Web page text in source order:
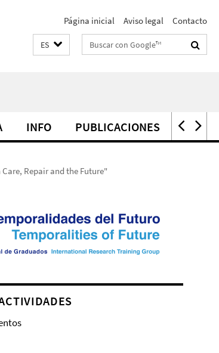
Página inicial Aviso legal Contacto
ES Suchbegriffe
INFO PUBLICACIONES
Repair and the Future"